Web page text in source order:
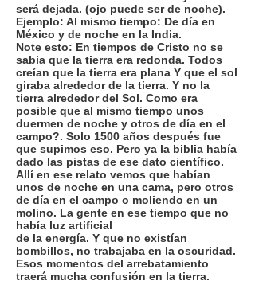
será dejada. (ojo puede ser de noche).
Ejemplo: Al mismo tiempo: De día en
México y de noche en la India.
Note esto: En tiempos de Cristo no se
sabia que la tierra era redonda. Todos
creían que la tierra era plana Y que el sol
giraba alrededor de la tierra. Y no la
tierra alrededor del Sol. Como era
posible que al mismo tiempo unos
duermen de noche y otros de día en el
campo?. Solo 1500 años después fue
que supimos eso. Pero ya la biblia había
dado las pistas de ese dato científico.
Allí en ese relato vemos que habían
unos de noche en una cama, pero otros
de día en el campo o moliendo en un
molino. La gente en ese tiempo que no
había luz artificial
de la energía. Y que no existían
bombillos, no trabajaba en la oscuridad.
Esos momentos del arrebatamiento
traerá mucha confusión en la tierra.